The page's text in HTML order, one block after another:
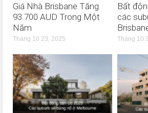
Giá Nhà Brisbane Tăng
93.700 AUD Trong Một
Năm
Tháng 10 23, 2025
Bất
các
Tháng 10